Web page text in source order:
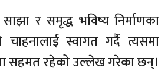
र समृद्ध भविष्य निर्माणका
चाहनालाई स्वागत गर्दै त्यसमा
सहमत रहेको उल्लेख गरेका छन्।